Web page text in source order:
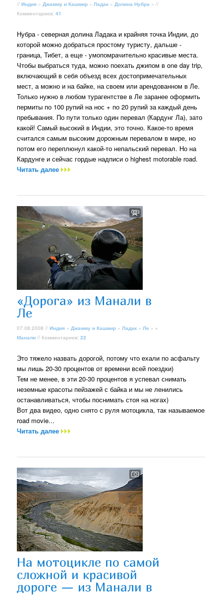
//Индия »Джамму и Кашмир »Ладак »Долина Нубра » //
Комментариев:41
Нубра - северная долина Ладака и крайняя точка Индии, до
которой можно добраться простому туристу, дальше -
граница, Тибет, а еще - умопомрачительно красивые места.
Чтобы выбраться туда, можно поехать джипом в one day trip,
включающий в себя объезд всех достопримечательных
мест, а можно и на байке, на своем или арендованном в Ле.
Только нужно в любом турагентстве в Ле заранее оформить
пермиты по 100 рупий на нос + по 20 рупий за каждый день
пребывания. По пути только один перевал (Кардунг Ла), зато
какой! Самый высокий в Индии, это точно. Какое-то время
считался самым высоким дорожным перевалом в мире, но
потом его переплюнул какой-то непальский перевал. Но на
Кардунге и сейчас гордые надписи о highest motorable road.
Читать далее
«Дорога» из Манали в
Ле
07.08.2008 //Индия »Джамму и Кашмир »Ладак »Ле » +
Манали // Комментариев:22
Это тяжело назвать дорогой, потому что ехали по асфальту
мы лишь 20-30 процентов от времени всей поездки)
Тем не менее, в эти 20-30 процентов я успевал снимать
неземные красоты пейзажей с байка и мы не ленились
останавливаться, чтобы поснимать стоя на ногах)
Вот два видео, одно снято с руля мотоцикла, так называемое
road movie...
Читать далее
На мотоцикле по самой
сложной и красивой
дороге — из Манали в